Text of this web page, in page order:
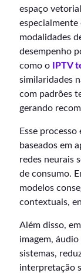
espaço
modalidades
desempenho
como o
IPTV
similaridades
com padrões
gerando
Esse
baseados em
redes neurais
de consumo.
modelos
contextuais,
Além disso,
imagem,
sistemas,
interpretação